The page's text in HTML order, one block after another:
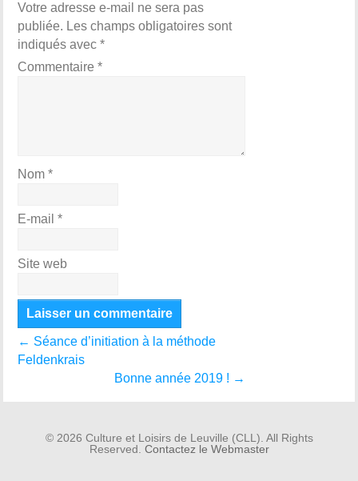
Votre adresse e-mail ne sera pas
publiée. Les champs obligatoires sont
indiqués avec*
Commentaire*
Nom*
E-mail*
Site web
← Séance d’initiation à la méthode
Feldenkrais
Bonne année 2019 ! →
© 2026 Culture et Loisirs de Leuville (CLL). All Rights
Reserved. Contactez le Webmaster